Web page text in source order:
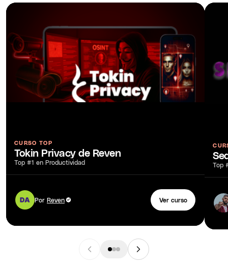
CURSO TOP
Tokin Privacy de Reven
Top #1 en Productividad
Por Reven Ver curso
Top